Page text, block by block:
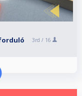
forduló 3rd / 16